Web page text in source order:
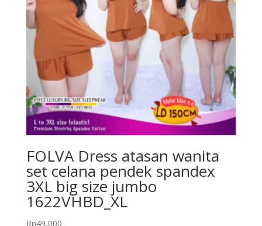
FOLVA Dress atasan wanita
set celana pendek spandex
3XL big size jumbo
1622VHBD_XL
Rp49,000